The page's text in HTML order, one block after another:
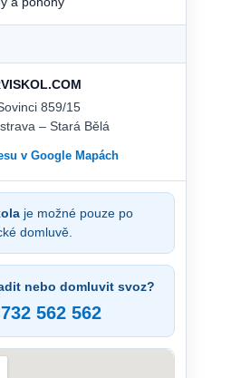
859/15
– Stará Bělá
v Google Mapách
je možné pouze po
domluvě.
nebo domluvit svoz?
562 562